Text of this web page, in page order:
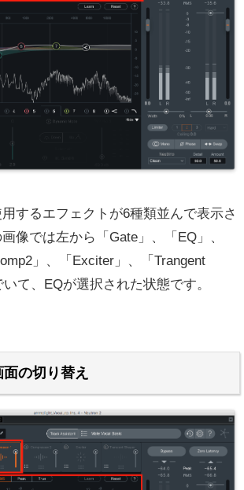
するエフェクトが6種類並んで表示さ
像では左から「Gate」、「EQ」、
」、「Exciter」、「Trangent
て、EQが選択された状態です。
の切り替え